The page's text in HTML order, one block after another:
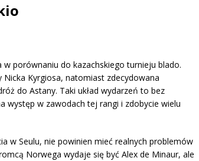
porównaniu do kazachskiego turnieju blado.
Nicka Kyrgiosa, natomiast zdecydowana
do Astany. Taki układ wydarzeń to bez
występ w zawodach tej rangi i zdobycie wielu
w Seulu, nie powinien mieć realnych problemów
Norwega wydaje się być Alex de Minaur, ale